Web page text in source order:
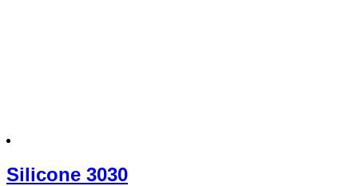
Silicone 3030